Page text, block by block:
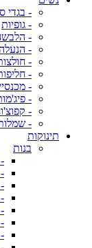
- בגדי
- גופיות
-
-
-
-
-
-
-
-
תינוקות
בנות